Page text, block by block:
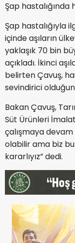
Şap hastalığında
Şap hastalığıyla
içinde aşıların
yaklaşık 70 bin
açıkladı. İkinci
belirten Çavuş,
sevindirici
Bakan Çavuş,
Süt Ürünleri
çalışmaya
olabilir ama biz
kararlıyız” dedi.